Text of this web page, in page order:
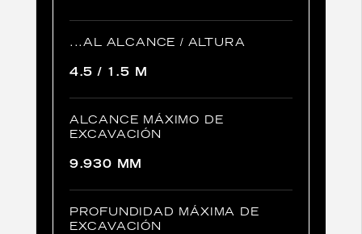
...AL ALCANCE / ALTURA
4.5 / 1.5 M
ALCANCE MÁXIMO DE
EXCAVACIÓN
9.930 MM
PROFUNDIDAD MÁXIMA DE
EXCAVACIÓN